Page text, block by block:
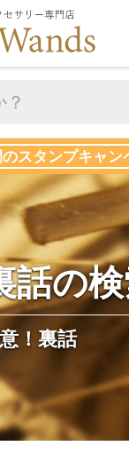
スタンプキャン
話の
！裏話